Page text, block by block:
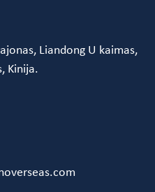
Liandong U kaimas,
Kinija.